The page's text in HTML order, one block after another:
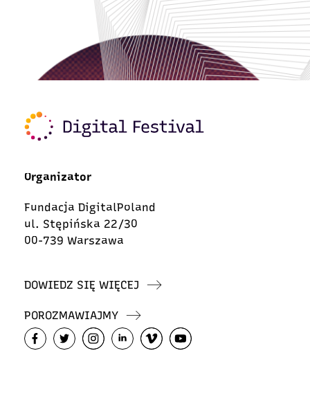
Organizator
Fundacja DigitalPoland
ul. Stępińska 22/30
00-739 Warszawa
DOWIEDZ SIĘ WIĘCEJ
POROZMAWIAJMY